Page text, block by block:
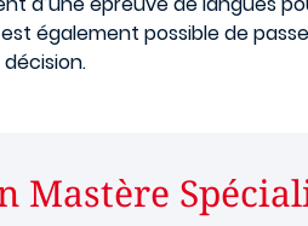
est également possible de
Mastère